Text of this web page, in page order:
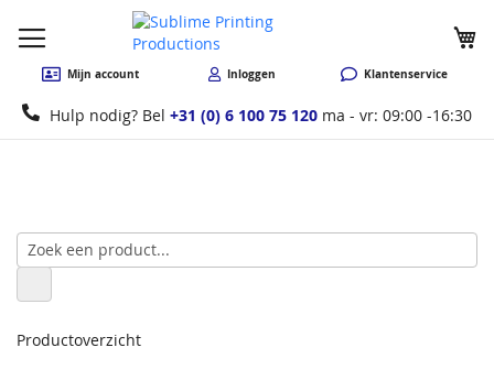
Mijn account Inloggen Klantenservice
Hulp nodig? Bel +31 (0) 6 100 75 120 ma - vr: 09:00 -16:30
Productoverzicht